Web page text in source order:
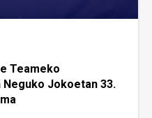
Teameko
Jokoetan 33.